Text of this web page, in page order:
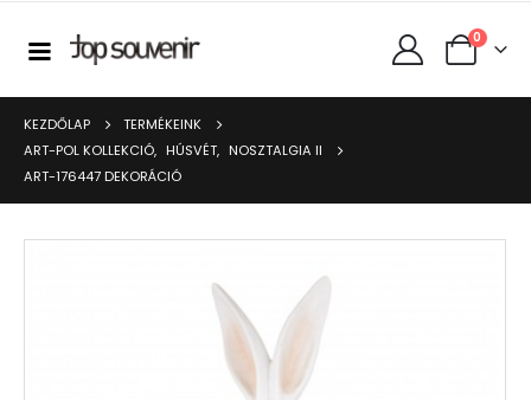
0
KEZDŐLAP
TERMÉKEINK
ART-POL KOLLEKCIÓ, HÚSVÉT, NOSZTALGIA II
ART-176447 DEKORÁCIÓ